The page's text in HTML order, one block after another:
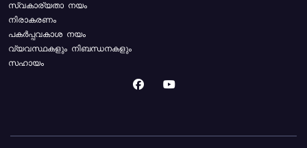
സ്വകാര്യതാ നയം
നിരാകരണം
പകർപ്പവകാശ നയം
വ്യവസ്ഥകളും നിബന്ധനകളും
സഹായം